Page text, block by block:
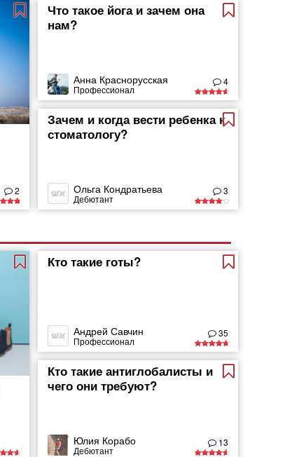
2
Что такое йога и зачем она
нам?
Анна Краснорусская
Профессионал
4
Зачем и когда вести ребенка к
стоматологу?
Ольга Кондратьева
Дебютант
3
Кто такие готы?
Андрей Савчин
Профессионал
35
Кто такие антиглобалисты и
чего они требуют?
Юлия Корабо
Дебютант
13